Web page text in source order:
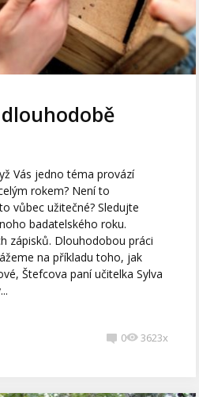
Vás jedno téma provází
rokem? Není to
vůbec užitečné? Sledujte
badatelského roku.
zápisků. Dlouhodobou práci
na příkladu toho, jak
Štefcova paní učitelka Sylva
0 3623x